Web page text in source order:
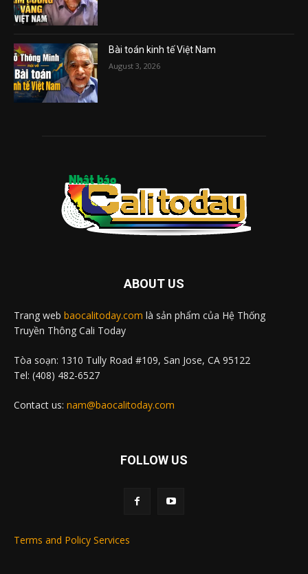
Bài toán kinh tế Việt Nam
August 3, 2026
ABOUT US
Trang web baocalitoday.com là sản phẩm của Hệ Thống
Truyền Thông Cali Today
Tòa soạn: 1310 Tully Road #109, San Jose, CA 95122
Tel: (408) 482-6527
Contact us: nam@baocalitoday.com
FOLLOW US
Terms and Policy Services